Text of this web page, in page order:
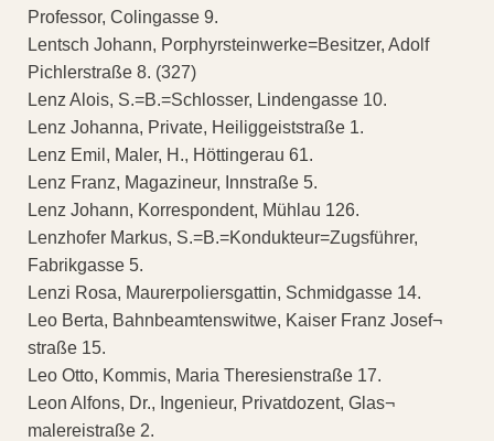
Professor, Colingasse 9.
Lentsch Johann, Porphyrsteinwerke=Besitzer, Adolf
Pichlerstraße 8. (327)
Lenz Alois, S.=B.=Schlosser, Lindengasse 10.
Lenz Johanna, Private, Heiliggeiststraße 1.
Lenz Emil, Maler, H., Höttingerau 61.
Lenz Franz, Magazineur, Innstraße 5.
Lenz Johann, Korrespondent, Mühlau 126.
Lenzhofer Markus, S.=B.=Kondukteur=Zugsführer,
Fabrikgasse 5.
Lenzi Rosa, Maurerpoliersgattin, Schmidgasse 14.
Leo Berta, Bahnbeamtenswitwe, Kaiser Franz Josef¬
straße 15.
Leo Otto, Kommis, Maria Theresienstraße 17.
Leon Alfons, Dr., Ingenieur, Privatdozent, Glas¬
malereistraße 2.